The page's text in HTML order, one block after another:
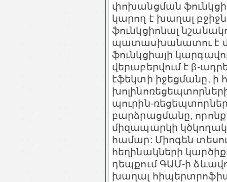
փոխանցման
կարող է խաղալ
ֆունկցիոնալ
պատասխանատու է
ֆունկցիայի
վերաբերվում է β-
էֆեկտի իջեցմանը, ի
պուրին-
բարձրացմանը,
միզապարկի
համար: Միոգեն
հեղինակների
դեպքում ԳԱՄ-ի
խաղալ